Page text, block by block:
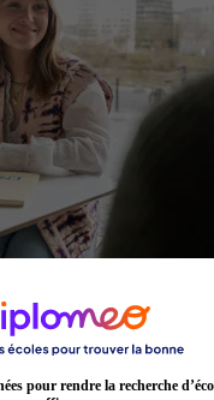
pour rendre la recherche